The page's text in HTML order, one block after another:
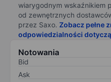
wiarygodnym wskaźnikiem
od zewnętrznych
przez Saxo. Zobacz pełne
odpowiedzialności
Notowania
Bid
Ask